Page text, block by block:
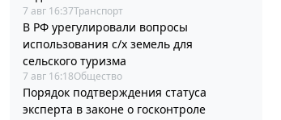
7 авг 16:37Транспорт
В РФ урегулировали вопросы
использования с/х земель для
сельского туризма
7 авг 16:18Общество
Порядок подтверждения статуса
эксперта в законе о госконтроле